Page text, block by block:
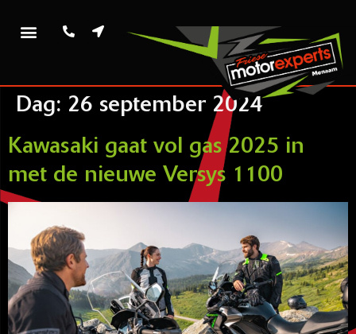
Dag: 26 september 2024
Kawasaki gaat vol gas 2025 in
met de nieuwe Versys 1100